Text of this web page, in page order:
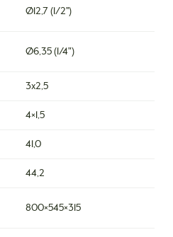
Ø12,7 (1/2'')
Ø6,35 (1/4")
3х2,5
4×1,5
41,0
44,2
800×545×315